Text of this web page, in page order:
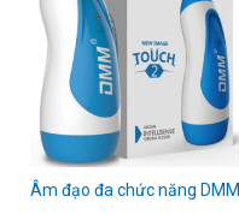
Âm đạo đa chức năng DMM